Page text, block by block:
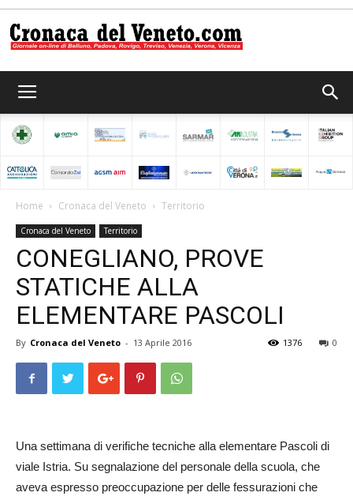
del
Home Cronaca del Veneto Territorio
Cronaca del Veneto Territorio
CONEGLIANO, PROVE
STATICHE ALLA
ELEMENTARE PASCOLI
By Cronaca del Veneto - 13 Aprile 2016 0
1376
Una settimana di verifiche tecniche alla elementare Pascoli di
viale Istria. Su segnalazione del personale della scuola, che
aveva espresso preoccupazione per delle fessurazioni che